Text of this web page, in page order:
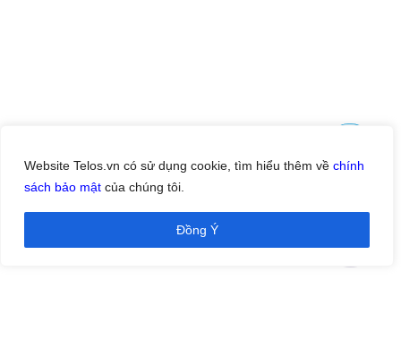
Website Telos.vn có sử dụng cookie, tìm hiểu thêm về chính
sách bảo mật của chúng tôi.
Đồng Ý